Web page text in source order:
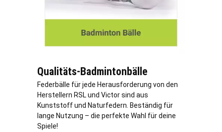
Qualitäts-Badmintonbälle
Federbälle für jede Herausforderung von den
Herstellern RSL und Victor sind aus
Kunststoff und Naturfedern. Beständig für
lange Nutzung – die perfekte Wahl für deine
Spiele!